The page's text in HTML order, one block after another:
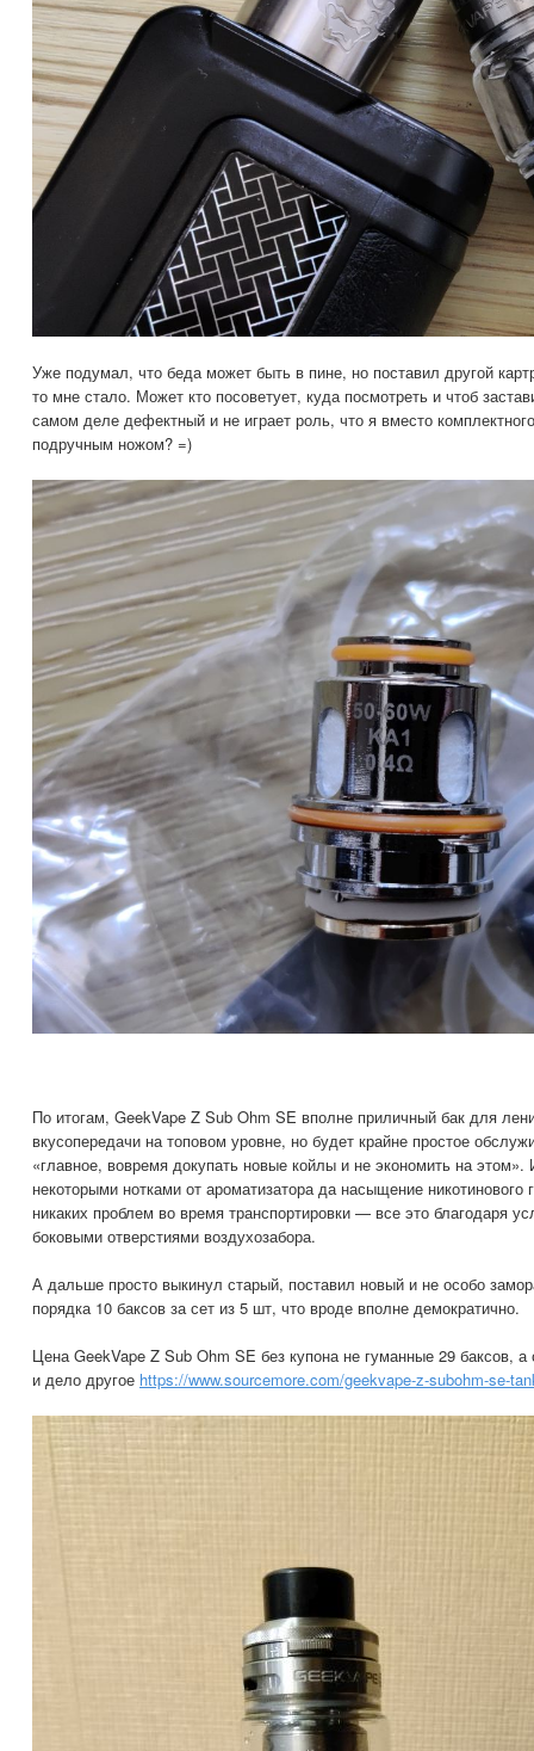
Уже подумал, что беда может быть в пине, но поставил другой
то мне стало. Может кто посоветует, куда посмотреть и чтоб
самом деле дефектный и не играет роль, что я вместо
подручным ножом? =)
По итогам, GeekVape Z Sub Ohm SE вполне приличный бак для
вкусопередачи на топовом уровне, но будет крайне простое
«главное, вовремя докупать новые койлы и не экономить на
некоторыми нотками от ароматизатора да насыщение
никаких проблем во время транспортировки — все это благодаря
боковыми отверстиями воздухозабора.
А дальше просто выкинул старый, поставил новый и не особо
порядка 10 баксов за сет из 5 шт, что вроде вполне демократично.
Цена GeekVape Z Sub Ohm SE без купона не гуманные 29 баксов,
и дело другое https://www.sourcemore.com/geekvape-z-subohm-se-